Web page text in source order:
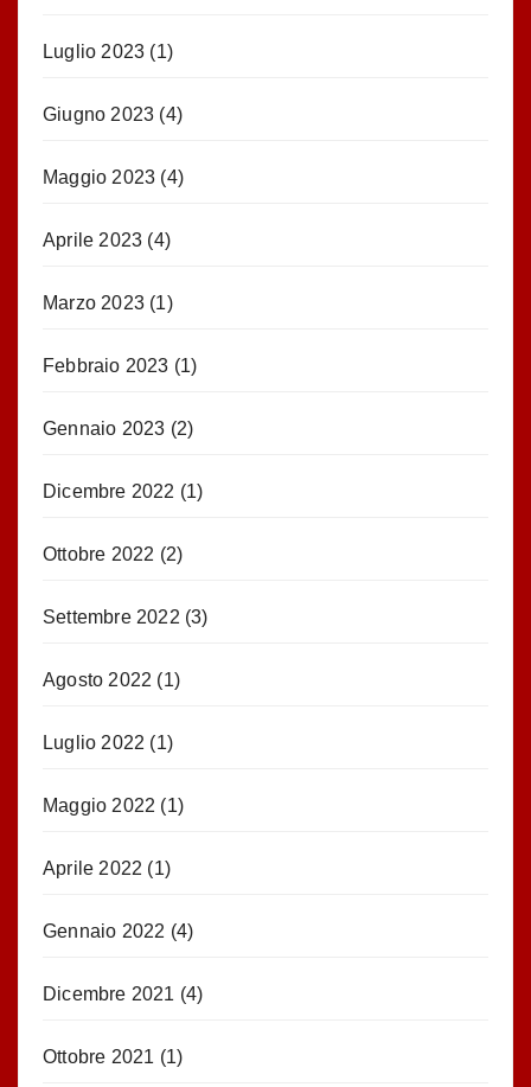
Luglio 2023 (1)
Giugno 2023 (4)
Maggio 2023 (4)
Aprile 2023 (4)
Marzo 2023 (1)
Febbraio 2023 (1)
Gennaio 2023 (2)
Dicembre 2022 (1)
Ottobre 2022 (2)
Settembre 2022 (3)
Agosto 2022 (1)
Luglio 2022 (1)
Maggio 2022 (1)
Aprile 2022 (1)
Gennaio 2022 (4)
Dicembre 2021 (4)
Ottobre 2021 (1)